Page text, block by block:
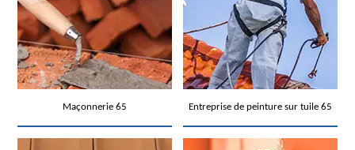
Maçonnerie 65 Entreprise de peinture sur tuile 65